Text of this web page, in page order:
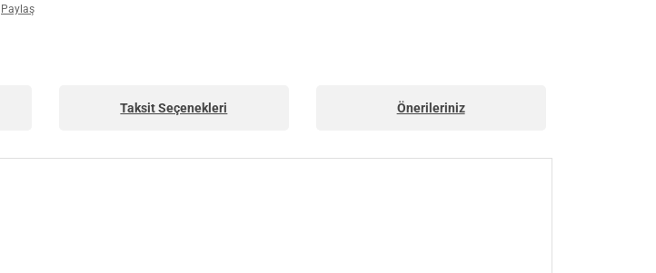
Paylaş
Taksit Seçenekleri Önerileriniz